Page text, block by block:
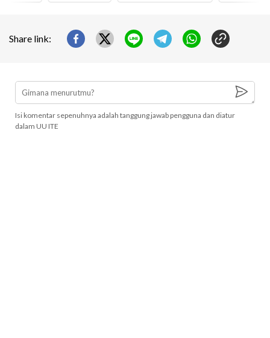
Share link:
Isi komentar sepenuhnya adalah tanggung jawab pengguna dan diatur
dalam UU ITE